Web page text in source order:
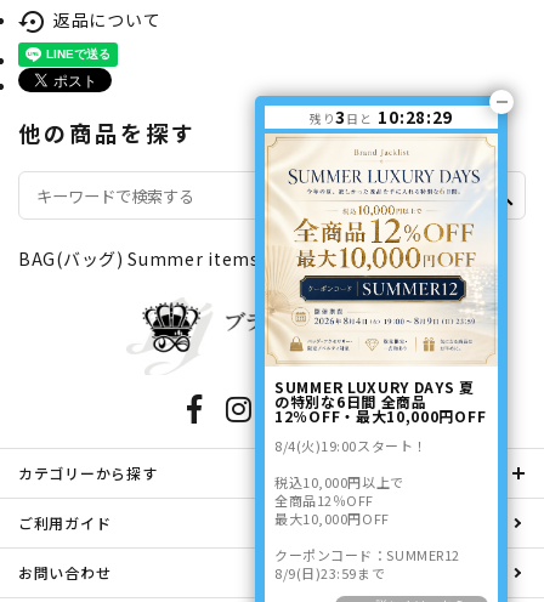
settings_backup_restore 返品について
他の商品を探す
search
BAG(バッグ) Summer items（夏物特集）
カテゴリーから探す
ご利用ガイド
お問い合わせ
残り3 日と 10:28:29
SUMMER LUXURY DAYS 夏
の特別な6日間 全商品
12％OFF・最大10,000円OFF
8/4(火)19:00スタート！
税込10,000円以上で
全商品12％OFF
最大10,000円OFF
クーポンコード：SUMMER12
8/9(日)23:59まで